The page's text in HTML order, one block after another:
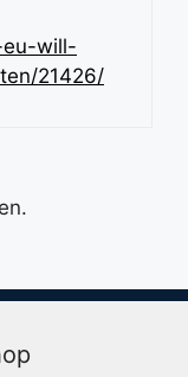
will-
21426/